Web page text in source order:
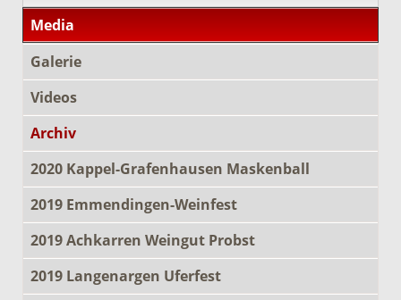
Media
Galerie
Videos
Archiv
2020 Kappel-Grafenhausen Maskenball
2019 Emmendingen-Weinfest
2019 Achkarren Weingut Probst
2019 Langenargen Uferfest